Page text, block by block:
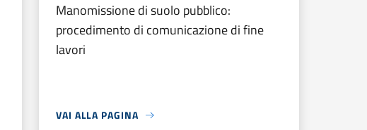
Manomissione di suolo pubblico:
procedimento di comunicazione di fine
lavori
VAI ALLA PAGINA